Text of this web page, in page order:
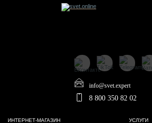
info@svet.expert
8 800 350 82 02
ИНТЕРНЕТ-МАГАЗИН УСЛУГИ